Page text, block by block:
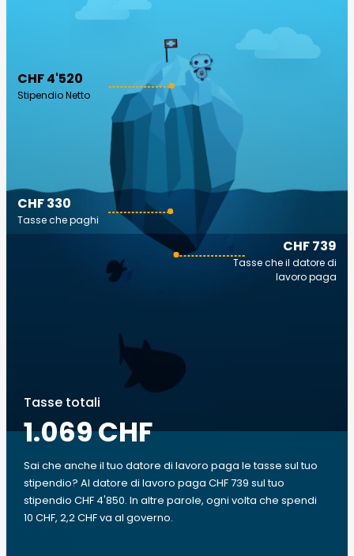
CHF 4'520
Stipendio Netto
CHF 739
Tasse che il datore di
lavoro paga
CHF 330
Tasse che paghi
Tasse totali
1.069 CHF
Sai che anche il tuo datore di lavoro paga le tasse sul tuo
stipendio? Al datore di lavoro paga CHF 739 sul tuo
stipendio CHF 4'850. In altre parole, ogni volta che spendi
10 CHF, 2,2 CHF va al governo.